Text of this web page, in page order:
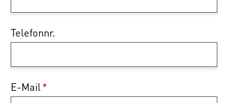
Telefonnr.
E-Mail*